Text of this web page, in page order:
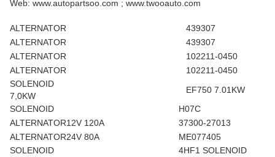
Web: www.autopartsoo.com ; www.twooauto.com
ALTERNATOR
439307
ALTERNATOR
439307
ALTERNATOR
102211-0450
ALTERNATOR
102211-0450
SOLENOID
7,0KW
EF750 7.01KW
SOLENOID
H07C
ALTERNATOR12V 120A
37300-27013
ALTERNATOR24V 80A
ME077405
SOLENOID
4HF1 SOLENOID